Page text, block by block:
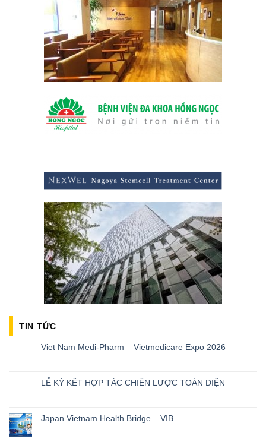
TIN TỨC
Viet Nam Medi-Pharm – Vietmedicare Expo 2026
LỄ KÝ KẾT HỢP TÁC CHIẾN LƯỢC TOÀN DIỆN
Japan Vietnam Health Bridge – VIB